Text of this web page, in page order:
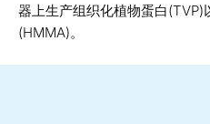
器上生产组织化植物蛋白(TVP)
(HMMA)。